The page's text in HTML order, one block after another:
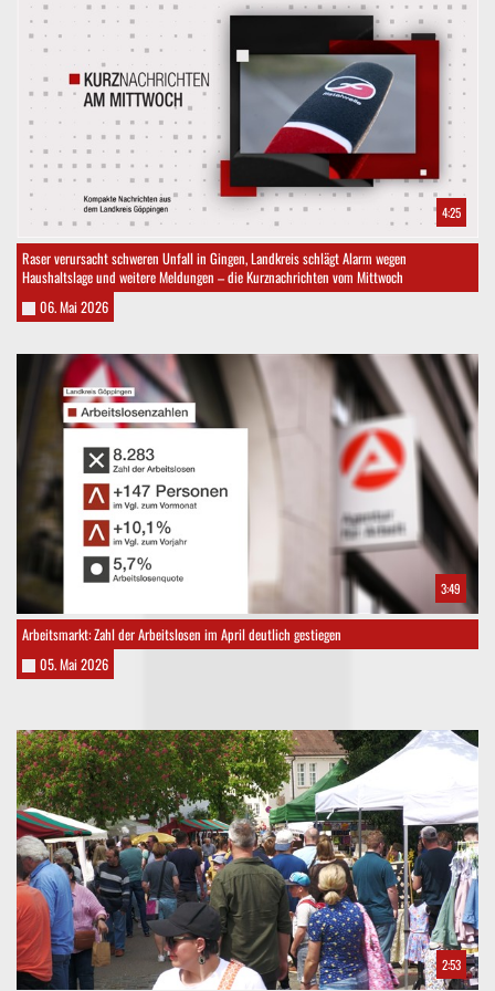
4:25
Raser verursacht schweren Unfall in Gingen, Landkreis schlägt Alarm wegen
Haushaltslage und weitere Meldungen – die Kurznachrichten vom Mittwoch
06. Mai 2026
3:49
Arbeitsmarkt: Zahl der Arbeitslosen im April deutlich gestiegen
05. Mai 2026
2:53